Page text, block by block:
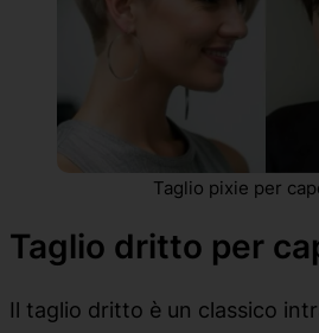
Taglio pixie per
Taglio dritto per
Il taglio dritto è un classico